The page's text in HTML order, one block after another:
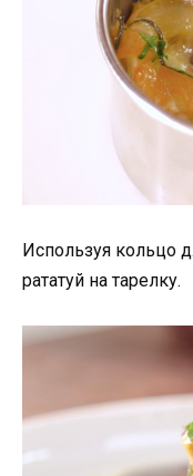
Используя кольцо
рататуй на тарелку.